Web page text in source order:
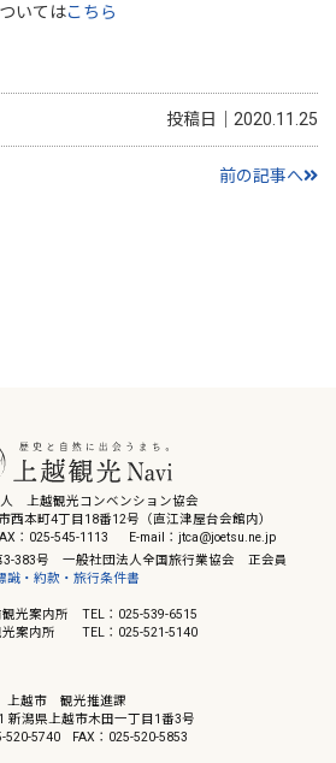
いてはこちら
投稿日｜2020.11.25
前の記事へ
上越観光コンベンション協会
西本町4丁目18番12号（直江津屋台会館内）
：025-545-1113
E-mail：jtca@joetsu.ne.jp
383号 一般社団法人全国旅行業協会 正会員
識・約款・旅行条件書
光案内所 TEL：025-539-6515
光案内所 TEL：025-521-5140
上越市 観光推進課
新潟県上越市木田一丁目1番3号
520-5740
FAX：025-520-5853